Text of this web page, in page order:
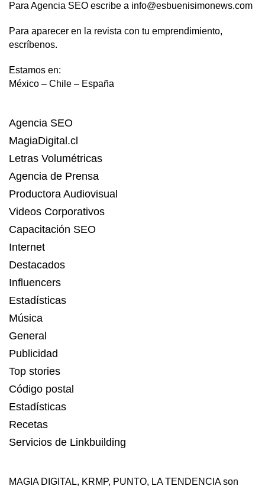
Para Agencia SEO escribe a info@esbuenisimonews.com
Para aparecer en la revista con tu emprendimiento,
escríbenos.
Estamos en:
México – Chile – España
Agencia SEO
MagiaDigital.cl
Letras Volumétricas
Agencia de Prensa
Productora Audiovisual
Videos Corporativos
Capacitación SEO
Internet
Destacados
Influencers
Estadísticas
Música
General
Publicidad
Top stories
Código postal
Estadísticas
Recetas
Servicios de Linkbuilding
MAGIA DIGITAL, KRMP, PUNTO, LA TENDENCIAson